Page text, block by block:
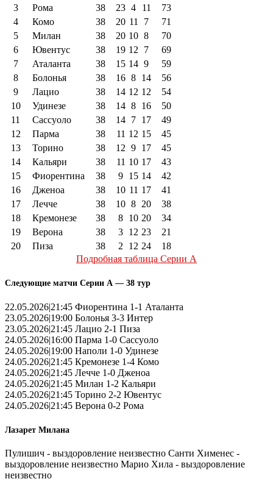
3
Рома 38 23 4 11
73
4
Комо 38 20 11 7
71
5
Милан 38 20 10 8
70
6
Ювентус 38 19 12 7
69
7
Аталанта 38 15 14 9
59
8
Болонья 38 16 8 14
56
9
Лацио 38 14 12 12
54
10
Удинезе 38 14 8 16
50
11
Сассуоло 38 14 7 17
49
12
Парма 38 11 12 15
45
13
Торино 38 12 9 17
45
14
Кальяри 38 11 10 17
43
15
Фиорентина 38 9 15 14
42
16
Дженоа 38 10 11 17
41
17
Лечче 38 10 8 20
38
18
Кремонезе 38 8 10 20
34
19
Верона 38 3 12 23
21
20
Пиза 38 2 12 24
18
Подробная таблица Серии А
Следующие матчи Серии А — 38 тур
22.05.2026|21:45 Фиорентина 1-1 Аталанта
23.05.2026|19:00 Болонья 3-3 Интер
23.05.2026|21:45 Лацио 2-1 Пиза
24.05.2026|16:00 Парма 1-0 Сассуоло
24.05.2026|19:00 Наполи 1-0 Удинезе
24.05.2026|21:45 Кремонезе 1-4 Комо
24.05.2026|21:45 Лечче 1-0 Дженоа
24.05.2026|21:45 Милан 1-2 Кальяри
24.05.2026|21:45 Торино 2-2 Ювентус
24.05.2026|21:45 Верона 0-2 Рома
Лазарет Милана
Пулишич - выздоровление неизвестно Санти Хименес -
выздоровление неизвестно Марио Хила - выздоровление
неизвестно